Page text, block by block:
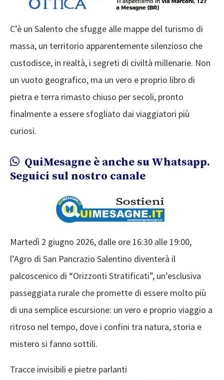
C’è un Salento che sfugge alle mappe del turismo di
massa, un territorio apparentemente silenzioso che
custodisce, in realtà, i segreti di civiltà millenarie. Non
un vuoto geografico, ma un vero e proprio libro di
pietra e terra rimasto chiuso per secoli, pronto
finalmente a essere sfogliato dai viaggiatori più
curiosi.
QuiMesagne è anche su Whatsapp.
Seguici sul nostro canale
Martedì 2 giugno 2026, dalle ore 16:30 alle 19:00,
l’Agro di San Pancrazio Salentino diventerà il
palcoscenico di “Orizzonti Stratificati”, un’esclusiva
passeggiata rurale che promette di essere molto più
di una semplice escursione: un vero e proprio viaggio a
ritroso nel tempo, dove i confini tra natura, storia e
mistero si fanno sottili.
Tracce invisibili e pietre parlanti